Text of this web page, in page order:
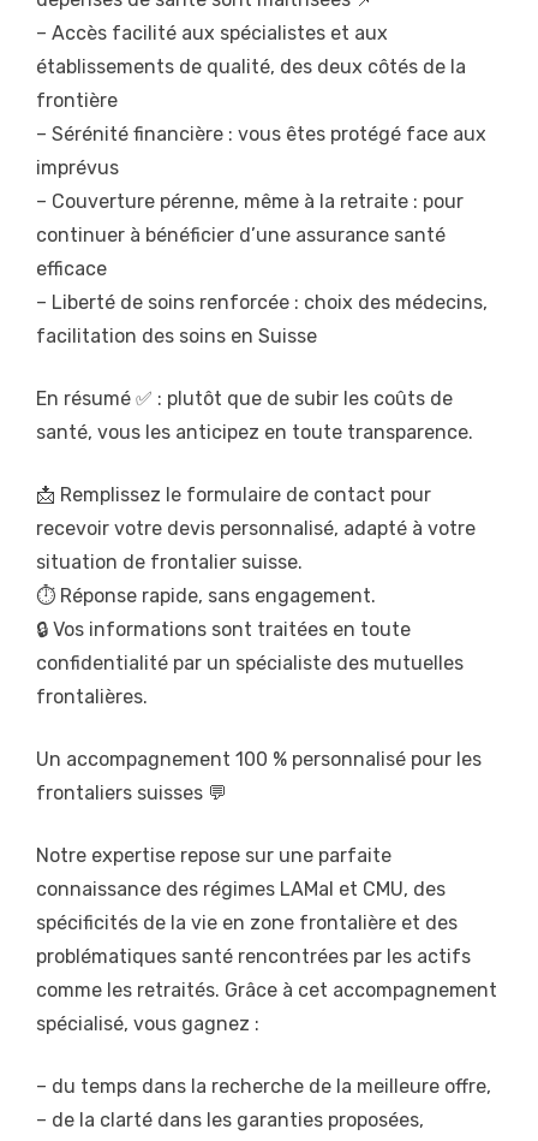
– Accès facilité aux spécialistes et aux
établissements de qualité, des deux côtés de la
frontière
– Sérénité financière : vous êtes protégé face aux
imprévus
– Couverture pérenne, même à la retraite : pour
continuer à bénéficier d’une assurance santé
efficace
– Liberté de soins renforcée : choix des médecins,
facilitation des soins en Suisse
En résumé ✅ : plutôt que de subir les coûts de
santé, vous les anticipez en toute transparence.
📩 Remplissez le formulaire de contact pour
recevoir votre devis personnalisé, adapté à votre
situation de frontalier suisse.
⏱️ Réponse rapide, sans engagement.
🔒 Vos informations sont traitées en toute
confidentialité par un spécialiste des mutuelles
frontalières.
Un accompagnement 100 % personnalisé pour les
frontaliers suisses 💬
Notre expertise repose sur une parfaite
connaissance des régimes LAMal et CMU, des
spécificités de la vie en zone frontalière et des
problématiques santé rencontrées par les actifs
comme les retraités. Grâce à cet accompagnement
spécialisé, vous gagnez :
– du temps dans la recherche de la meilleure offre,
– de la clarté dans les garanties proposées,